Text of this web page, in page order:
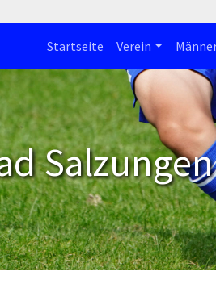
Startseite Verein